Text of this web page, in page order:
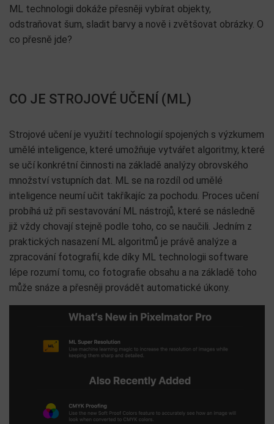
ML technologii dokáže přesněji vybírat objekty,
odstraňovat šum, sladit barvy a nově i zvětšovat obrázky. O
co přesně jde?
CO JE STROJOVÉ UČENÍ (ML)
Strojové učení je využití technologií spojených s výzkumem
umělé inteligence, které umožňuje vytvářet algoritmy, které
se učí konkrétní činnosti na základě analýzy obrovského
množství vstupních dat. ML se na rozdíl od umělé
inteligence neumí učit takříkajíc za pochodu. Proces učení
probíhá už při sestavování ML nástrojů, které se následně
již vždy chovají stejně podle toho, co se naučili. Jedním z
praktických nasazení ML algoritmů je právě analýze a
zpracování fotografií, kde díky ML technologii software
lépe rozumí tomu, co fotografie obsahu a na základě toho
může snáze a přesněji provádět automatické úkony.